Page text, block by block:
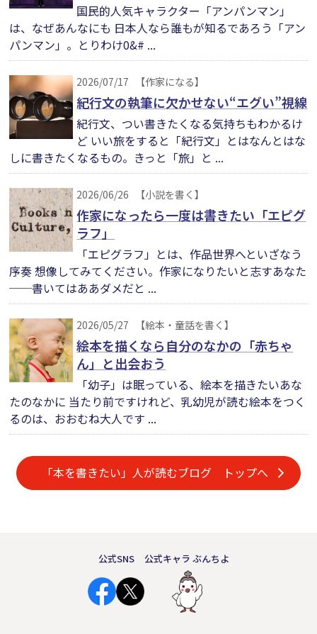
国民的人気キャラクター「アンパンマン」
は、なぜあんなにも 日本人なら誰もが知るであろう「アン
パンマン」。とりわけ0&# ...
2026/07/17 【作家になる】
紀行文の執筆に欠かせない“エグい”視線
紀行文、つい書きたくなる気持ちもわかるけ
ど いい旅をすると「紀行文」とはなんとはな
しに書きたくなるもの。きっと「旅」と ...
2026/06/26 【小説を書く】
作家になったら一度は書きたい「エピグ
ラフ」
「エピグラフ」とは、作品世界へといざなう
序奏 想像してみてください。作家になりたいと志すあなた
──書いてはああダメだと ...
2026/05/27 【絵本・童話を書く】
絵本を描くなら自分のなかの「赤ちゃ
ん」と出会おう
「幼子」は眠っている、絵本を描きたいあな
たのなかに 当たり前ですけれど、乳幼児が読む絵本をつく
るのは、おおむね大人です ...
「本を書きたい」人が読むブログ トップへ
公式SNS 公式キャラ ぶんちよ